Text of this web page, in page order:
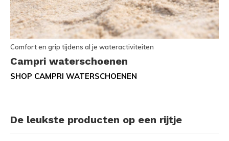
Comfort en grip tijdens al je wateractiviteiten
Campri waterschoenen
SHOP CAMPRI WATERSCHOENEN
De leukste producten op een rijtje